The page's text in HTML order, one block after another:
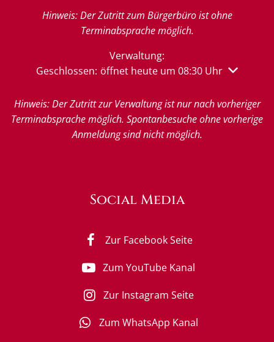
Hinweis: Der Zutritt zum Bürgerbüro ist ohne
Terminabsprache möglich.
Verwaltung:
Klicken, um weitere Öffnungs- oder Schließzeiten
Geschlossen: öffnet heute um 08:30 Uhr
Hinweis: Der Zutritt zur Verwaltung ist nur nach vorheriger
Terminabsprache möglich. Spontanbesuche ohne vorherige
Anmeldung sind nicht möglich.
Social Media
Zur Facebook Seite
Zum YouTube Kanal
Zur Instagram Seite
Zum WhatsApp Kanal